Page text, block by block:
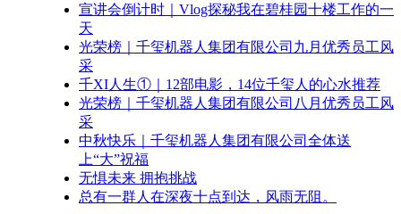
宣讲会倒计时｜Vlog探秘我在碧桂园十楼工作的一
天
光荣榜｜千玺机器人集团有限公司九月优秀员工风
采
千XI人生①｜12部电影，14位千玺人的心水推荐
光荣榜｜千玺机器人集团有限公司八月优秀员工风
采
中秋快乐｜千玺机器人集团有限公司全体送
上“大”祝福
无惧未来 拥抱挑战
总有一群人在深夜十点到达，风雨无阻。